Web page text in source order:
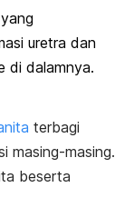
uretra dan
di dalamnya.
terbagi
masing-masing.
beserta